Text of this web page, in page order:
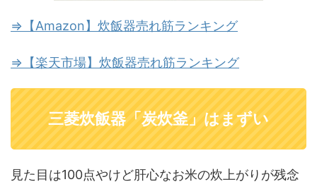
⇒【Amazon】炊飯器売れ筋ランキング
⇒【楽天市場】炊飯器売れ筋ランキング
三菱炊飯器「炭炊釜」はまずい
見た目は100点やけど肝心なお米の炊上がりが残念